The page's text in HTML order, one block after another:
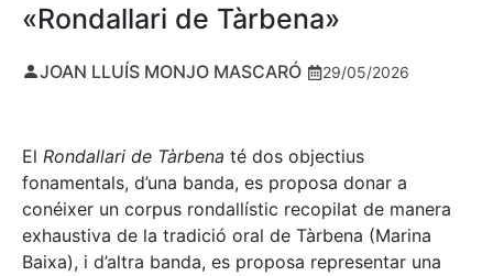
«Rondallari de Tàrbena»
JOAN LLUÍS MONJO MASCARÓ 29/05/2026
El Rondallari de Tàrbena té dos objectius
fonamentals, d’una banda, es proposa donar a
conéixer un corpus rondallístic recopilat de manera
exhaustiva de la tradició oral de Tàrbena (Marina
Baixa), i d’altra banda, es proposa representar una